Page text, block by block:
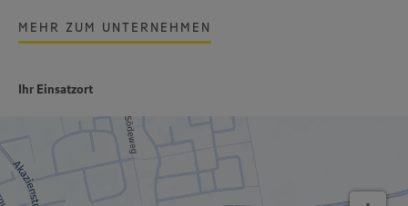
MEHR ZUM UNTERNEHMEN
Ihr Einsatzort